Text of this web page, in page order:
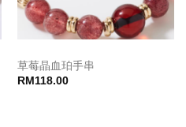
草莓晶血珀手串
RM 118.00